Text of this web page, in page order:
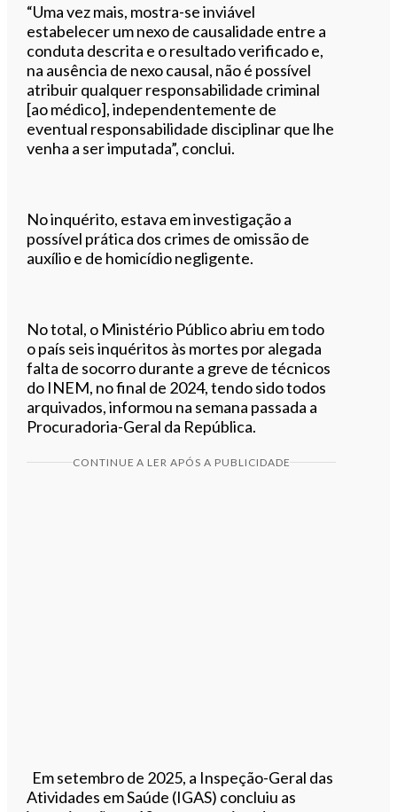
“Uma vez mais, mostra-se inviável
estabelecer um nexo de causalidade entre a
conduta descrita e o resultado verificado e,
na ausência de nexo causal, não é possível
atribuir qualquer responsabilidade criminal
[ao médico], independentemente de
eventual responsabilidade disciplinar que lhe
venha a ser imputada”, conclui.
No inquérito, estava em investigação a
possível prática dos crimes de omissão de
auxílio e de homicídio negligente.
No total, o Ministério Público abriu em todo
o país seis inquéritos às mortes por alegada
falta de socorro durante a greve de técnicos
do INEM, no final de 2024, tendo sido todos
arquivados, informou na semana passada a
Procuradoria-Geral da República.
CONTINUE A LER APÓS A PUBLICIDADE
Em setembro de 2025, a Inspeção-Geral das
Atividades em Saúde (IGAS) concluiu as